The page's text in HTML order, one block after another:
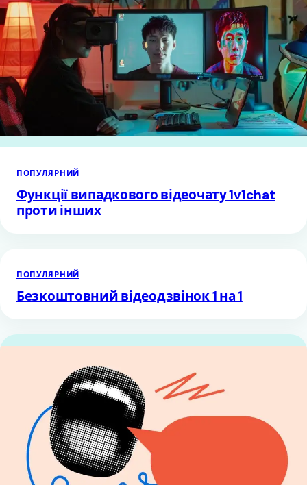
ПОПУЛЯРНИЙ
Функції випадкового відеочату 1v1chat
проти інших
ПОПУЛЯРНИЙ
Безкоштовний відеодзвінок 1 на 1